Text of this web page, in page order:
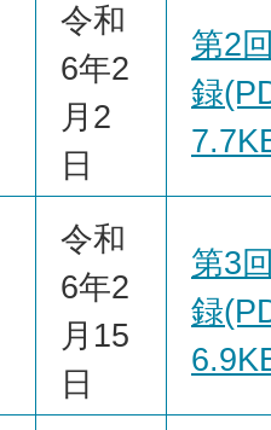
令和
6年2
月2
日
第2
録
令和
6年2
月15
日
第3
録